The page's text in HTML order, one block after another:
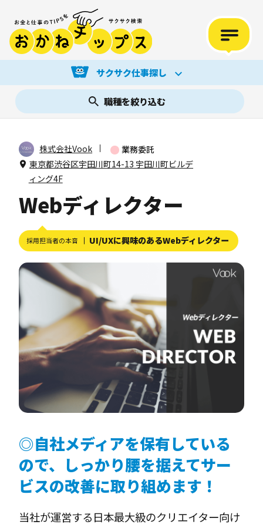
サクサク仕事探し
職種を絞り込む
株式会社Vook
業務委託
東京都渋谷区宇田川町14-13 宇田川町ビルデ
ィング4F
Webディレクター
採用担当者の本音 UI/UXに興味のあるWebディレクター
◎自社メディアを保有している
ので、しっかり腰を据えてサー
ビスの改善に取り組めます！
当社が運営する日本最大級のクリエイター向け